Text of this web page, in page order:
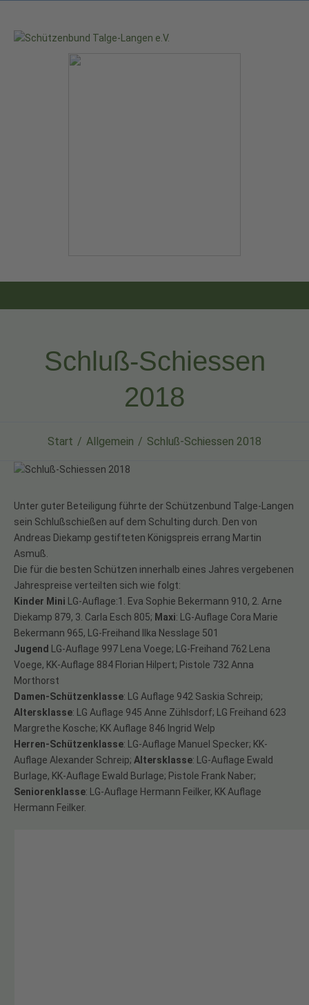
Schluß-Schiessen
2018
Start Allgemein Schluß-Schiessen 2018
Unter guter Beteiligung führte der Schützenbund Talge-Langen
sein Schlußschießen auf dem Schulting durch. Den von
Andreas Diekamp gestifteten Königspreis errang Martin
Asmuß.
Die für die besten Schützen innerhalb eines Jahres vergebenen
Jahrespreise verteilten sich wie folgt:
Kinder Mini LG-Auflage:1. Eva Sophie Bekermann 910, 2. Arne
Diekamp 879, 3. Carla Esch 805; Maxi: LG-Auflage Cora Marie
Bekermann 965, LG-Freihand Ilka Nesslage 501
Jugend LG-Auflage 997 Lena Voege; LG-Freihand 762 Lena
Voege, KK-Auflage 884 Florian Hilpert; Pistole 732 Anna
Morthorst
Damen-Schützenklasse: LG Auflage 942 Saskia Schreip;
Altersklasse: LG Auflage 945 Anne Zühlsdorf; LG Freihand 623
Margrethe Kosche; KK Auflage 846 Ingrid Welp
Herren-Schützenklasse: LG-Auflage Manuel Specker; KK-
Auflage Alexander Schreip; Altersklasse: LG-Auflage Ewald
Burlage, KK-Auflage Ewald Burlage; Pistole Frank Naber;
Seniorenklasse: LG-Auflage Hermann Feilker, KK Auflage
Hermann Feilker.